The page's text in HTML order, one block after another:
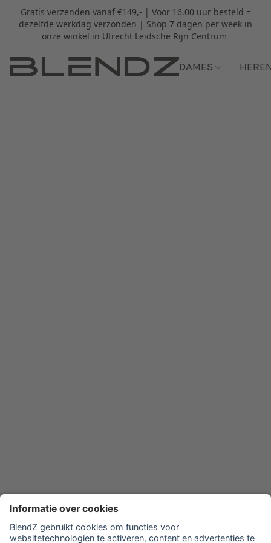
Gratis verzenden vanaf €149,- | Voor 16.00 uur besteld =
dezelfde werkdag verzonden | Shop 7 dagen per week in
onze winkel in Utrecht Leidsche Rijn Centrum
DAMES